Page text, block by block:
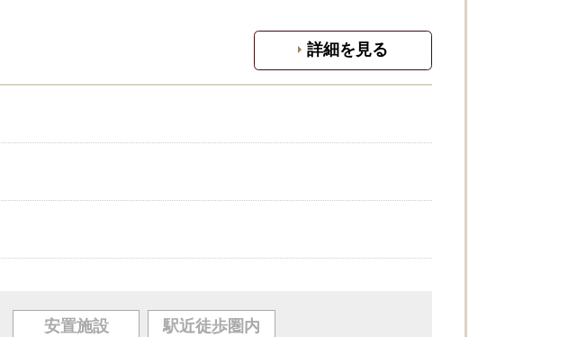
詳細を見る
安置施設 駅近徒歩圏内